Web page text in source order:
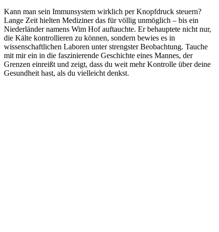
Kann man sein Immunsystem wirklich per Knopfdruck steuern?
Lange Zeit hielten Mediziner das für völlig unmöglich – bis ein
Niederländer namens Wim Hof auftauchte. Er behauptete nicht nur,
die Kälte kontrollieren zu können, sondern bewies es in
wissenschaftlichen Laboren unter strengster Beobachtung. Tauche
mit mir ein in die faszinierende Geschichte eines Mannes, der
Grenzen einreißt und zeigt, dass du weit mehr Kontrolle über deine
Gesundheit hast, als du vielleicht denkst.